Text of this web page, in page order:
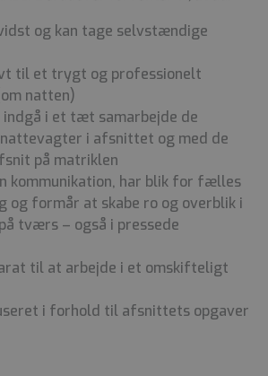
og kan tage selvstændige
til et trygt og professionelt
natten)
i et tæt samarbejde de
i afsnittet og med de
på matriklen
kommunikation, har blik for fælles
og formår at skabe ro og overblik i
tværs – også i pressede
til at arbejde i et omskifteligt
i forhold til afsnittets opgaver